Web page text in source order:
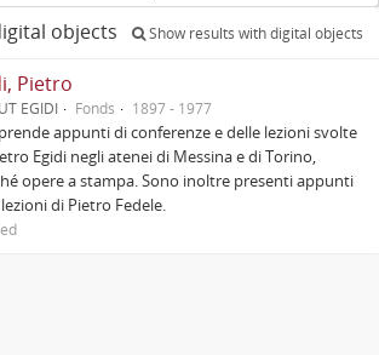
objects Show results with digital objects
Pietro
EGIDI Fonds 1897 - 1977
appunti di conferenze e delle lezioni svolte
Egidi negli atenei di Messina e di Torino,
opere a stampa. Sono inoltre presenti appunti
di Pietro Fedele.